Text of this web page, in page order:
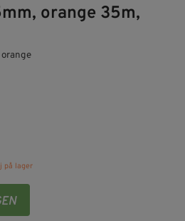
orange 35m,
orange
på lager